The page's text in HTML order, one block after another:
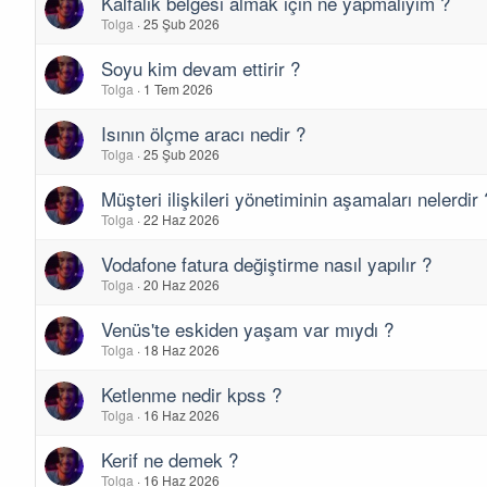
Tolga 25 Şub 2026
Soyu kim devam ettirir ?
Tolga 1 Tem 2026
Isının ölçme aracı nedir ?
Tolga 25 Şub 2026
Müşteri ilişkileri yönetiminin aşamaları nelerdir
Tolga 22 Haz 2026
Vodafone fatura değiştirme nasıl yapılır ?
Tolga 20 Haz 2026
Venüs'te eskiden yaşam var mıydı ?
Tolga 18 Haz 2026
Ketlenme nedir kpss ?
Tolga 16 Haz 2026
Kerif ne demek ?
Tolga 16 Haz 2026